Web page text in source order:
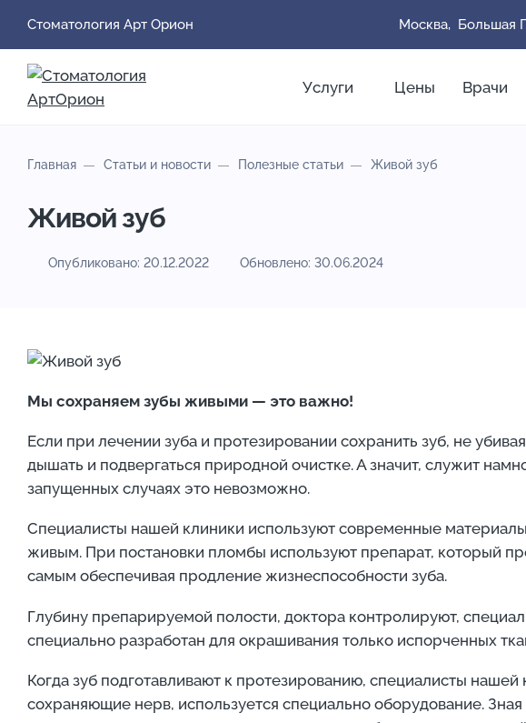
Стоматология Арт Орион Москва, Большая
Услуги Цены Врачи
Главная Статьи и новости Полезные статьи Живой зуб
Живой зуб
Опубликовано: 20.12.2022 Обновлено: 30.06.2024
Мы сохраняем зубы живыми — это важно!
Если при лечении зуба и протезировании сохранить зуб, не
дышать и подвергаться природной очистке. А значит, служит
запущенных случаях это невозможно.
Специалисты нашей клиники используют современные
живым. При постановки пломбы используют препарат, который
самым обеспечивая продление жизнеспособности зуба.
Глубину препарируемой полости, доктора контролируют,
специально разработан для окрашивания только испорченных
Когда зуб подготавливают к протезированию, специалисты
сохраняющие нерв, используется специально оборудование.